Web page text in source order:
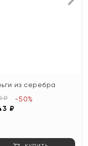
из серебра
₽
₽
-50%